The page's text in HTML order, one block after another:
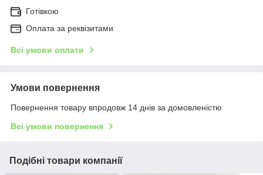
Готівкою
Оплата за реквізитами
Всі умови оплати
Умови повернення
Повернення товару впродовж 14 днів за домовленістю
Всі умови повернення
Подібні товари компанії